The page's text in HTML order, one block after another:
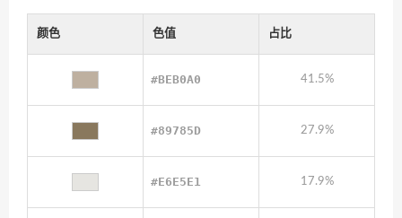
颜色 色值 占比
#BEB0A0 41.5%
#89785D 27.9%
#E6E5E1 17.9%